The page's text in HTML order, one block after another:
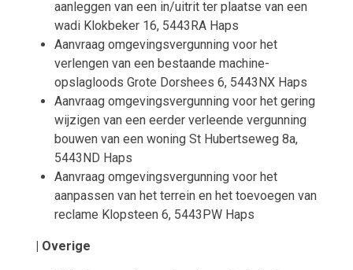
aanleggen van een in/uitrit ter plaatse van een
wadi Klokbeker 16, 5443RA Haps
Aanvraag omgevingsvergunning voor het
verlengen van een bestaande machine-
opslagloods Grote Dorshees 6, 5443NX Haps
Aanvraag omgevingsvergunning voor het gering
wijzigen van een eerder verleende vergunning
bouwen van een woning St Hubertseweg 8a,
5443ND Haps
Aanvraag omgevingsvergunning voor het
aanpassen van het terrein en het toevoegen van
reclame Klopsteen 6, 5443PW Haps
| Overige